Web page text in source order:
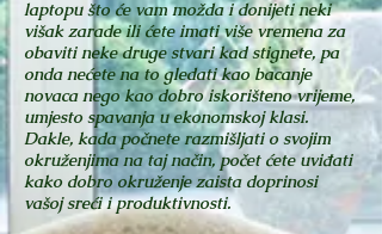
laptopu što će vam možda i donijeti neki
višak zarade ili ćete imati više vremena za
obaviti neke druge stvari kad stignete, pa
onda nećete na to gledati kao bacanje
novaca nego kao dobro iskorišteno vrijeme,
umjesto spavanja u ekonomskoj klasi.
Dakle, kada počnete razmišljati o svojim
okruženjima na taj način, počet ćete uviđati
kako dobro okruženje zaista doprinosi
vašoj sreći i produktivnosti.